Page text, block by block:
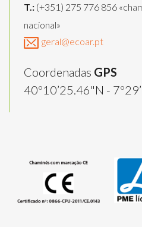
T.: (+351) 275 776 856
nacional»
geral@ecoar.pt
Coordenadas GPS
40º10’25.46"N -